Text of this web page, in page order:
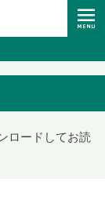
ロードしてお読